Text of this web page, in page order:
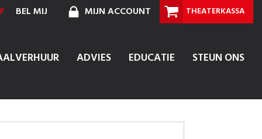
BEL MIJ MIJN ACCOUNT THEATERKASSA
ADVIES EDUCATIE STEUN ONS